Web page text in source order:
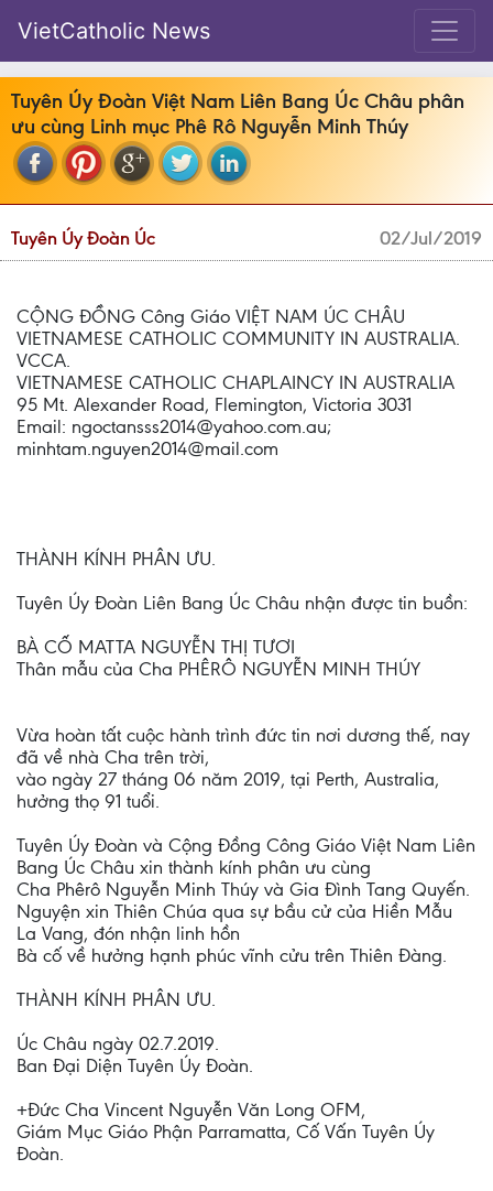
VietCatholic News
Tuyên Úy Đoàn Việt Nam Liên Bang Úc Châu phân
ưu cùng Linh mục Phê Rô Nguyễn Minh Thúy
Tuyên Úy Đoàn Úc 02/Jul/2019
CỘNG ĐỒNG Công Giáo VIỆT NAM ÚC CHÂU
VIETNAMESE CATHOLIC COMMUNITY IN AUSTRALIA.
VCCA.
VIETNAMESE CATHOLIC CHAPLAINCY IN AUSTRALIA
95 Mt. Alexander Road, Flemington, Victoria 3031
Email: ngoctansss2014@yahoo.com.au;
minhtam.nguyen2014@mail.com
THÀNH KÍNH PHÂN ƯU.
Tuyên Úy Đoàn Liên Bang Úc Châu nhận được tin buồn:
BÀ CỐ MATTA NGUYỄN THỊ TƯƠI
Thân mẫu của Cha PHÊRÔ NGUYỄN MINH THÚY
Vừa hoàn tất cuộc hành trình đức tin nơi dương thế, nay
đã về nhà Cha trên trời,
vào ngày 27 tháng 06 năm 2019, tại Perth, Australia,
hưởng thọ 91 tuổi.
Tuyên Úy Đoàn và Cộng Đồng Công Giáo Việt Nam Liên
Bang Úc Châu xin thành kính phân ưu cùng
Cha Phêrô Nguyễn Minh Thúy và Gia Đình Tang Quyến.
Nguyện xin Thiên Chúa qua sự bầu cử của Hiền Mẫu
La Vang, đón nhận linh hồn
Bà cố về hưởng hạnh phúc vĩnh cửu trên Thiên Đàng.
THÀNH KÍNH PHÂN ƯU.
Úc Châu ngày 02.7.2019.
Ban Đại Diện Tuyên Úy Đoàn.
+Đức Cha Vincent Nguyễn Văn Long OFM,
Giám Mục Giáo Phận Parramatta, Cố Vấn Tuyên Úy
Đoàn.